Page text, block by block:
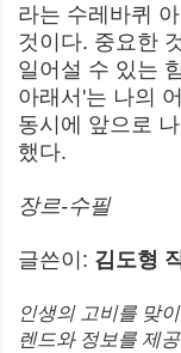
라는 수레바퀴
것이다. 중요한
일어설 수 있는
아래서'는 나의
동시에 앞으로
했다.
장르-수필
글쓴이: 김도형
인생의 고비를 맞
렌드와 정보를 제